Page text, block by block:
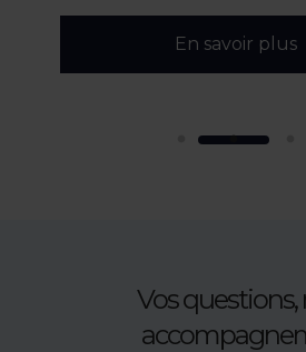
Vos questions,